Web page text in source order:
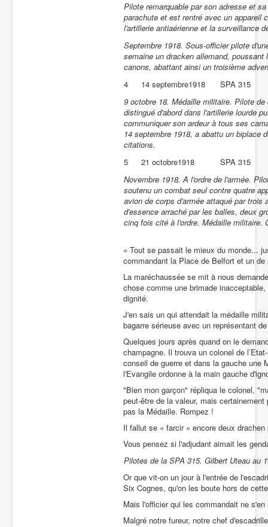
Pilote remarquable par son adresse et
parachute et est rentré avec un appareil
l'artillerie antiaérienne et la surveillance
Septembre 1918. Sous-officier pilote
semaine un dracken allemand,
canons, abattant ainsi un troisième
4
14 septembre1918
SPA 315
9 octobre 18. Médaille militaire. Pilote
distingué d'abord dans l'artillerie lourde
communiquer son ardeur à tous ses
14 septembre 1918, a abattu un biplace
citations.
5
21 octobre1918
SPA 315
Novembre 1918. A l'ordre de l'armée.
soutenu un combat seul contre quatre
avion de corps d'armée attaqué par
d'essence arraché par les balles, deux
cinq fois cité à l'ordre. Médaille militaire.
« Tout se passait le mieux du monde...
commandant la Place de Belfort et un
La maréchaussée se mit à nous
chose comme une brimade
dignité.
J'en sais un qui attendait la médaille
bagarre sérieuse avec un représentant
Quelques jours après quand on le
champagne. Il trouva un colonel de
conseil de guerre et dans la gauche une
l'Evangile ordonne à la main gauche
"Bien mon garçon" répliqua le colonel,
peut-être de la valeur, mais
pas la Médaille. Rompez !
Il fallut se « farcir » encore deux
Vous pensez si l'adjudant aimait les
Pilotes de la SPA 315. Gilbert Uteau au 1
Or que vit-on un jour à l'entrée de
Six Cognes, qu'on les boute hors de
Mais l'officier qui les commandait ne
Malgré notre fureur, notre chef